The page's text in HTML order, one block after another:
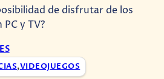
de disfrutar de los
y TV?
,VIDEOJUEGOS